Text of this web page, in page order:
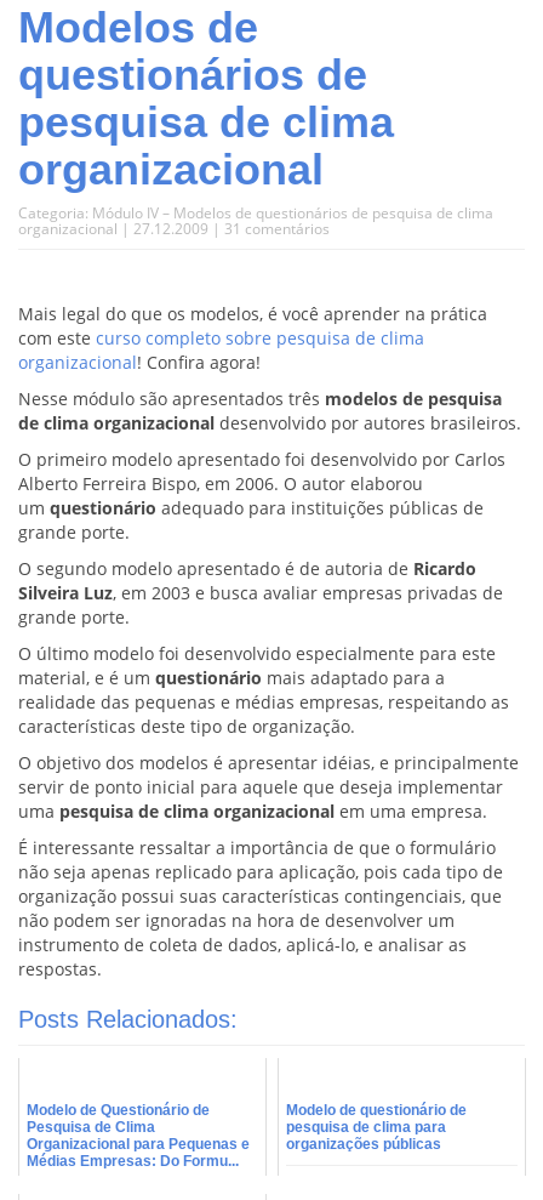
Modelos de
questionários de
pesquisa de clima
organizacional
Categoria: Módulo IV – Modelos de questionários de pesquisa de clima
organizacional | 27.12.2009 | 31 comentários
Mais legal do que os modelos, é você aprender na prática
com este curso completo sobre pesquisa de clima
organizacional! Confira agora!
Nesse módulo são apresentados três modelos de pesquisa
de clima organizacional desenvolvido por autores brasileiros.
O primeiro modelo apresentado foi desenvolvido por Carlos
Alberto Ferreira Bispo, em 2006. O autor elaborou
um questionário adequado para instituições públicas de
grande porte.
O segundo modelo apresentado é de autoria de Ricardo
Silveira Luz, em 2003 e busca avaliar empresas privadas de
grande porte.
O último modelo foi desenvolvido especialmente para este
material, e é um questionário mais adaptado para a
realidade das pequenas e médias empresas, respeitando as
características deste tipo de organização.
O objetivo dos modelos é apresentar idéias, e principalmente
servir de ponto inicial para aquele que deseja implementar
uma pesquisa de clima organizacional em uma empresa.
É interessante ressaltar a importância de que o formulário
não seja apenas replicado para aplicação, pois cada tipo de
organização possui suas características contingenciais, que
não podem ser ignoradas na hora de desenvolver um
instrumento de coleta de dados, aplicá-lo, e analisar as
respostas.
Posts Relacionados:
Modelo de Questionário de
Pesquisa de Clima
Organizacional para Pequenas e
Médias Empresas: Do Formu...
Modelo de questionário de
pesquisa de clima para
organizações públicas